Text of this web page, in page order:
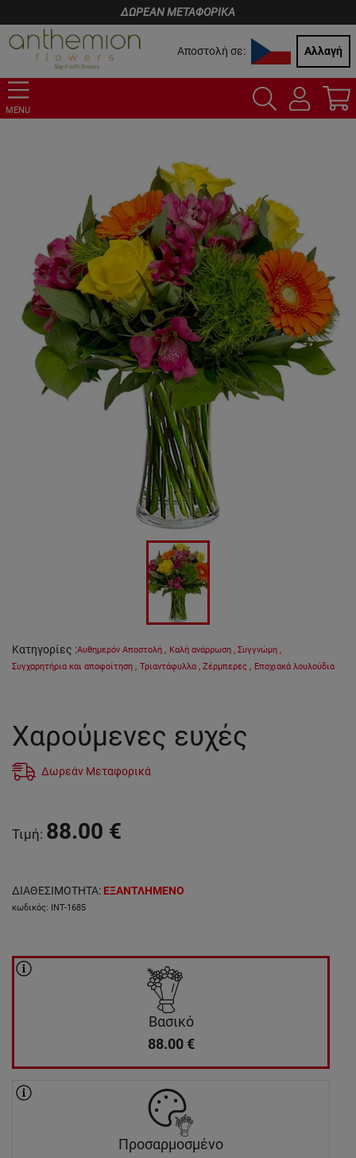
ΔΩΡΕΑΝ ΜΕΤΑΦΟΡΙΚΑ
Αποστολή σε: Αλλαγή
MENU
Κατηγορίες :Αυθημερόν Αποστολή , Καλή ανάρρωση , Συγγνώμη ,
Συγχαρητήρια και αποφοίτηση , Τριαντάφυλλα , Ζέρμπερες , Εποχιακά λουλούδια
Χαρούμενες ευχές
Δωρεάν Μεταφορικά
Τιμή: 88.00 €
ΔΙΑΘΕΣΙΜΟΤΗΤΑ: ΕΞΑΝΤΛΗΜΕΝΟ
κωδικός: INT-1685
Βασικό
88.00 €
Προσαρμοσμένο